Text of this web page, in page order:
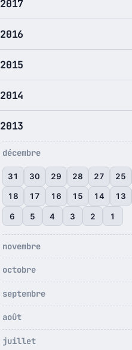
2017
2016
2015
2014
2013
décembre
31 30 29 28 27 25
18 17 16 15 14 13
6 5 4 3 2 1
novembre
octobre
septembre
août
juillet